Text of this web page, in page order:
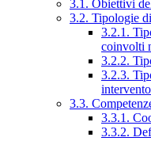
3.1. Obiettivi
3.2. Tipologie
3.2.1.
coinvolti
3.2.2.
3.2.3.
intervento
3.3.
3.3.1.
3.3.2.